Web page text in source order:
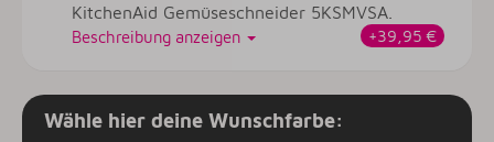
KitchenAid Gemüseschneider 5KSMVSA.
+39,95 €
Beschreibung anzeigen
Wähle hier deine Wunschfarbe: